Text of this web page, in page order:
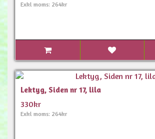
Exkl moms: 264kr
Lektyg, Siden nr 17, lila
330kr
Exkl moms: 264kr